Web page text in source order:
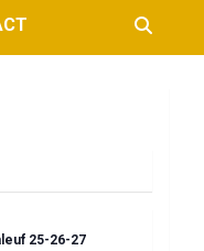
25-26-27